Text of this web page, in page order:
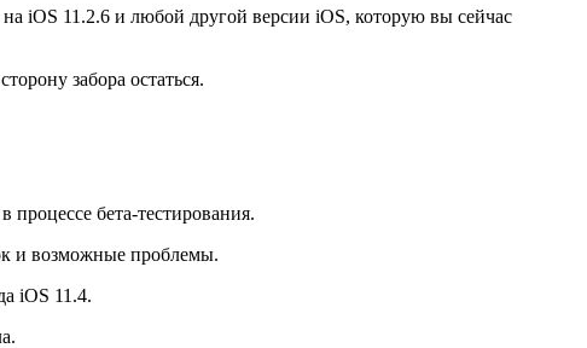
iOS 11.2.6 и любой другой версии iOS, которую вы сейчас
забора остаться.
процессе бета-тестирования.
и возможные проблемы.
iOS 11.4.